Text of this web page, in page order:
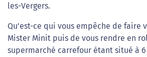
les-Vergers.
Qu'est-ce qui vous empêche de faire
Mister Minit puis de vous rendre en
supermarché carrefour étant situé à